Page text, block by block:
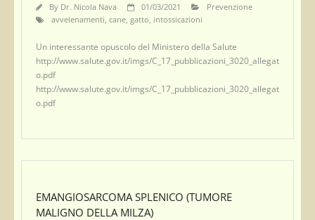
By Dr. Nicola Nava 01/03/2021
Prevenzione
avvelenamenti cane gatto intossicazioni
Un interessante opuscolo del Ministero della Salute
http://www.salute.gov.it/imgs/C_17_pubblicazioni_3020_allegat
o.pdf
http://www.salute.gov.it/imgs/C_17_pubblicazioni_3020_allegat
o.pdf
EMANGIOSARCOMA SPLENICO (TUMORE
MALIGNO DELLA MILZA)